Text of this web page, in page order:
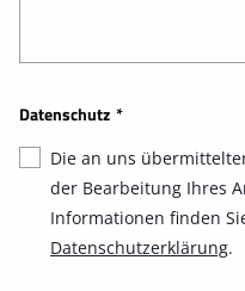
Datenschutz *
Die an uns
der Bearbeitung Ihres
Informationen finden
Datenschutzerklärung.